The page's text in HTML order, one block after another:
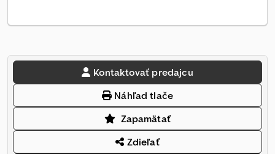
Kontaktovať predajcu
Náhľad tlače
Zapamätať
Zdieľať